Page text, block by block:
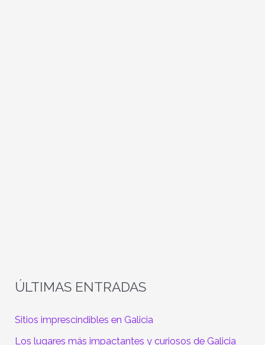
ÚLTIMAS ENTRADAS
Sitios imprescindibles en Galicia
Los lugares más impactantes y curiosos de Galicia